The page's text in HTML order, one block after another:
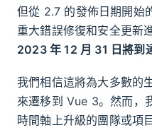
但從 2.7 的發佈日期開始
重大錯誤修復和安全更新
2023 年 12 月 31 日將到
我們相信這將為大多數的
來遷移到 Vue 3。然而，
時間軸上升級的團隊或項